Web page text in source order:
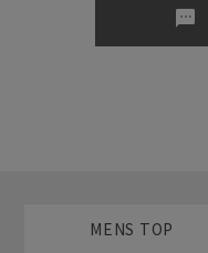
sms
MENS TOP